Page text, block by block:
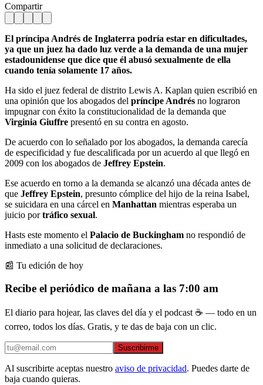
Compartir
El príncipa Andrés de Inglaterra podría estar en dificultades,
ya que un juez ha dado luz verde a la demanda de una mujer
estadounidense que dice que él abusó sexualmente de ella
cuando tenía solamente 17 años.
Ha sido el juez federal de distrito Lewis A. Kaplan quien escribió en
una opinión que los abogados del príncipe Andrés no lograron
impugnar con éxito la constitucionalidad de la demanda que
Virginia Giuffre presentó en su contra en agosto.
De acuerdo con lo señalado por los abogados, la demanda carecía
de especificidad y fue descalificada por un acuerdo al que llegó en
2009 con los abogados de Jeffrey Epstein.
Ese acuerdo en torno a la demanda se alcanzó una década antes de
que Jeffrey Epstein, presunto cómplice del hijo de la reina Isabel,
se suicidara en una cárcel en Manhattan mientras esperaba un
juicio portráfico sexual.
Hasts este momento el Palacio de Buckingham no respondió de
inmediato a una solicitud de declaraciones.
📰 Tu edición de hoy
Recibe el periódico de mañana a las 7:00 am
El diario para hojear, las claves del día y el podcast ☕ — todo en un
correo, todos los días. Gratis, y te das de baja con un clic.
Suscribirme
Al suscribirte aceptas nuestro aviso de privacidad. Puedes darte de
baja cuando quieras.